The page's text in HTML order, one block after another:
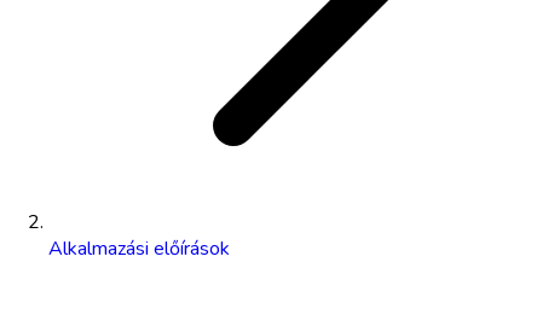
Alkalmazási előírások